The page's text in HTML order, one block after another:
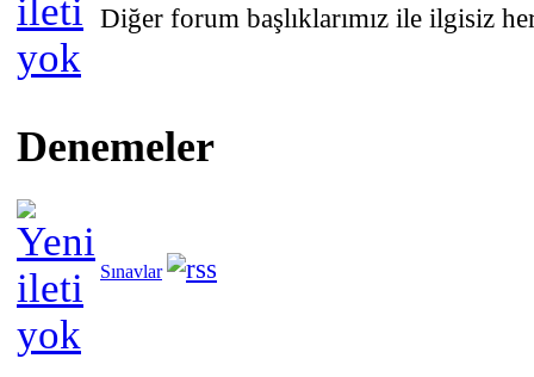
Diğer forum başlıklarımız ile ilgisiz
Denemeler
Sınavlar